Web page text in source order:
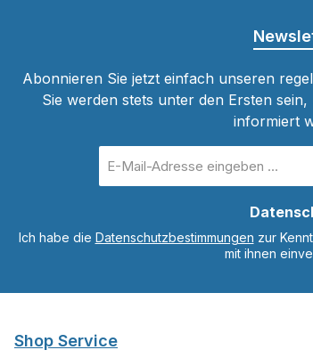
Abonnieren Sie jetzt einfach unseren
Sie werden stets unter den Ersten
informiert
Mail-
Adresse
Ich habe die Datenschutzbestimmungen zur
mit ihnen
Shop Service